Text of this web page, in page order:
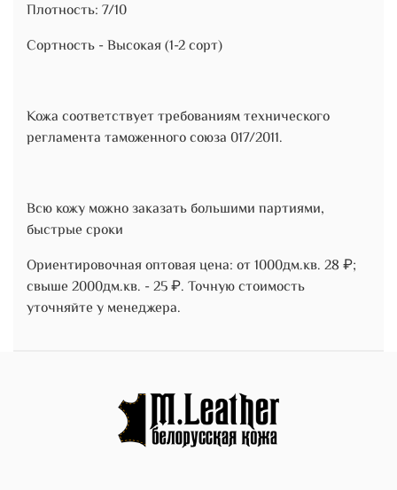
Плотность: 7/10
Сортность - Высокая (1-2 сорт)
Кожа соответствует требованиям технического
регламента таможенного союза 017/2011.
Всю кожу можно заказать большими партиями,
быстрые сроки
Ориентировочная оптовая цена: от 1000дм.кв. 28 ₽;
свыше 2000дм.кв. - 25 ₽. Точную стоимость
уточняйте у менеджера.